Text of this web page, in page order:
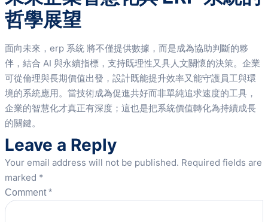
哲學展望
面向未來，erp 系統 將不僅提供數據，而是成為協助判斷的夥
伴，結合 AI 與永續指標，支持既理性又具人文關懷的決策。企業
可從倫理與長期價值出發，設計既能提升效率又能守護員工與環
境的系統應用。當技術成為促進共好而非單純追求速度的工具，
企業的智慧化才真正有深度；這也是把系統價值轉化為持續成長
的關鍵。
Leave a Reply
Your email address will not be published. Required fields are
marked *
Comment*